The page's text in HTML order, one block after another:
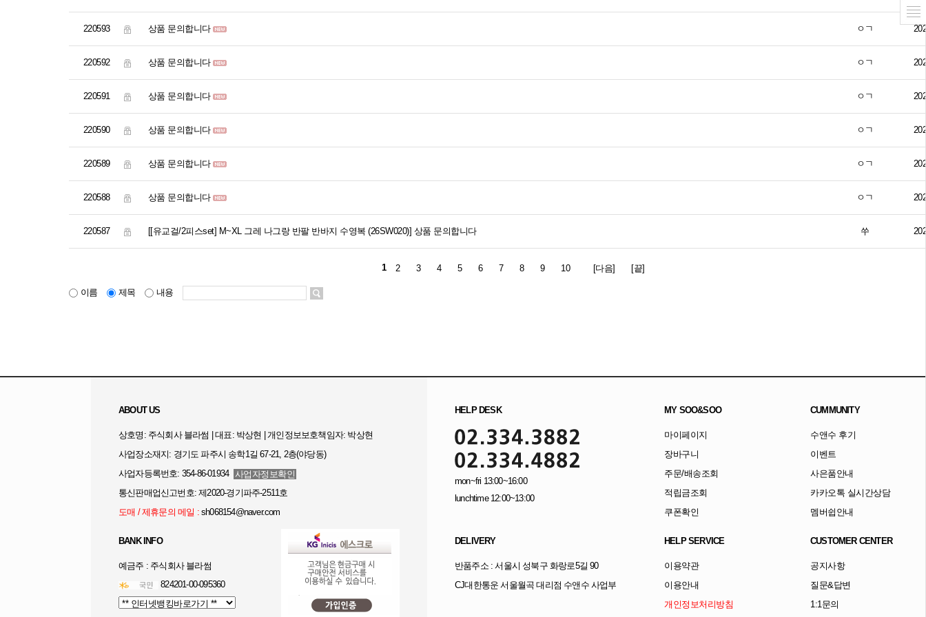
220593 상품 문의합니다 ㅇㄱ
220592 상품 문의합니다 ㅇㄱ
220591 상품 문의합니다 ㅇㄱ
220590 상품 문의합니다 ㅇㄱ
220589 상품 문의합니다 ㅇㄱ
220588 상품 문의합니다 ㅇㄱ
220587 [[유교걸/2피스set] M~XL 그레 나그랑 반팔 반바지 수영복 (26SW020)] 상품 문의합니다 쑤
1 2 3 4 5 6 7 8 9 10 [다음] [끝]
이름 제목 내용
ABOUT US
상호명: 주식회사 블라썸 | 대표: 박상현 | 개인정보보호책임자: 박상현
사업장소재지: 경기도 파주시 송학1길 67-21, 2층(야당동)
사업자등록번호: 354-86-01934 사업자정보확인
통신판매업신고번호: 제2020-경기파주-2511호
도매 / 제휴문의 메일 : sh068154@naver.com
BANK INFO
예금주 : 주식회사 블라썸
824201-00-095360
HELP DESK
mon~fri 13:00~16:00
lunchtime 12:00~13:00
DELIVERY
반품주소 : 서울시 성북구 화랑로5길 90
CJ대한통운 서울월곡 대리점 수앤수 사업부
MY SOO&SOO
마이페이지
장바구니
주문/배송조회
적립금조회
쿠폰확인
HELP SERVICE
이용약관
이용안내
개인정보처리방침
CUMMUNITY
수앤수 후기
이벤트
사은품안내
카카오톡 실시간상담
멤버쉽안내
CUSTOMER CENTER
공지사항
질문&답변
1:1문의